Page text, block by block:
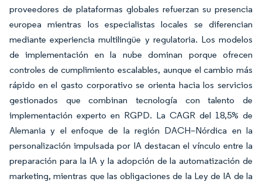
proveedores de plataformas globales refuerzan su presencia
europea mientras los especialistas locales se diferencian
mediante experiencia multilingüe y regulatoria. Los modelos
de implementación en la nube dominan porque ofrecen
controles de cumplimiento escalables, aunque el cambio más
rápido en el gasto corporativo se orienta hacia los servicios
gestionados que combinan tecnología con talento de
implementación experto en RGPD. La CAGR del 18,5% de
Alemania y el enfoque de la región DACH–Nórdica en la
personalización impulsada por IA destacan el vínculo entre la
preparación para la IA y la adopción de la automatización de
marketing, mientras que las obligaciones de la Ley de IA de la